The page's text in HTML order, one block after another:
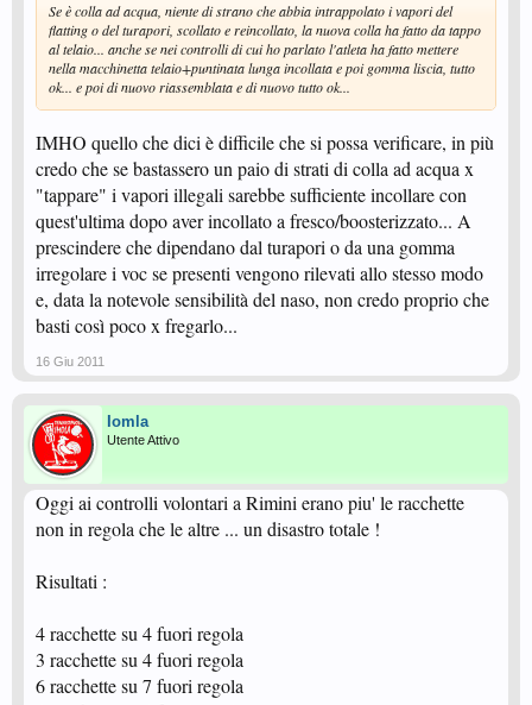
Se è colla ad acqua, niente di strano che abbia intrappolato i vapori del
flatting o del turapori, scollato e reincollato, la nuova colla ha fatto da tappo
al telaio... anche se nei controlli di cui ho parlato l'atleta ha fatto mettere
nella macchinetta telaio+puntinata lunga incollata e poi gomma liscia, tutto
ok... e poi di nuovo riassemblata e di nuovo tutto ok...
IMHO quello che dici è difficile che si possa verificare, in più
credo che se bastassero un paio di strati di colla ad acqua x
"tappare" i vapori illegali sarebbe sufficiente incollare con
quest'ultima dopo aver incollato a fresco/boosterizzato... A
prescindere che dipendano dal turapori o da una gomma
irregolare i voc se presenti vengono rilevati allo stesso modo
e, data la notevole sensibilità del naso, non credo proprio che
basti così poco x fregarlo...
16 Giu 2011
Iomla
Utente Attivo
Oggi ai controlli volontari a Rimini erano piu' le racchette
non in regola che le altre ... un disastro totale !
Risultati :
4 racchette su 4 fuori regola
3 racchette su 4 fuori regola
6 racchette su 7 fuori regola